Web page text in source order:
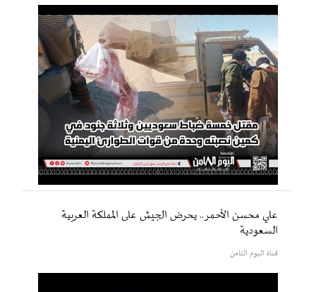
علي محسن الأحمر.. يحرض الجيش على المملكة العربية
السعودية
قناة اليوم الثامن